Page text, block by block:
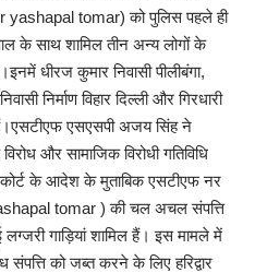
yashapal tomar) को पुलिस पहले ही
के साथ शामिल तीन अन्य लोगों के
धीरज कुमार निवासी पीलीबंगा,
निर्माण विहार दिल्ली और गिरधारी
हैं।एसटीएफ एसएसपी अजय सिंह ने
और सामाजिक विरोधी गतिविधि
के आदेश के मुताबिक एसटीएफ नर
tomar ) की चल अचल संपत्ति
गाड़ियां शामिल हैं। इस मामले में
को जब्त करने के लिए हरिद्वार